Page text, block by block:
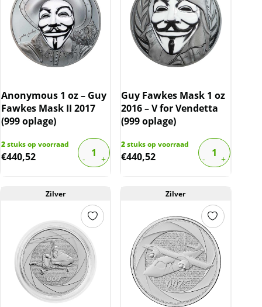
Anonymous 1 oz – Guy
Fawkes Mask II 2017
(999 oplage)
2stuks op voorraad
€440,52
Guy Fawkes Mask 1 oz
2016 – V for Vendetta
(999 oplage)
2stuks op voorraad
€440,52
Zilver Zilver